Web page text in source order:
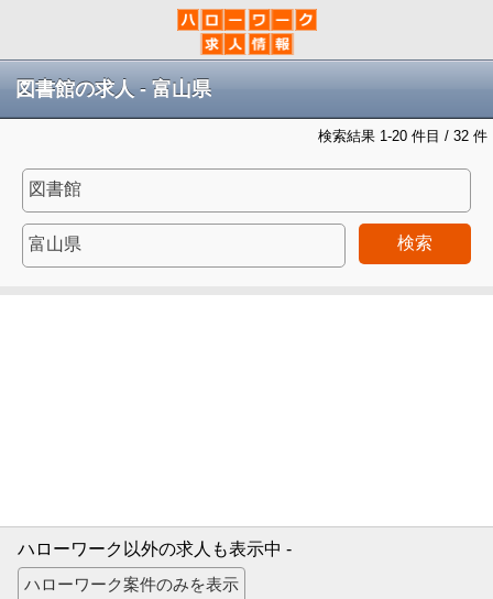
図書館の求人 - 富山県
検索結果 1-20 件目 / 32 件
検索
ハローワーク以外の求人も表示中 -